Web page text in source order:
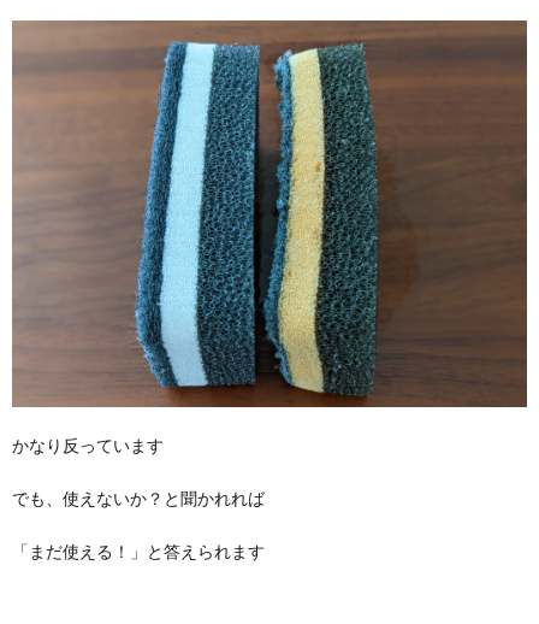
かなり反っています
でも、使えないか？と聞かれれば
「まだ使える！」と答えられます